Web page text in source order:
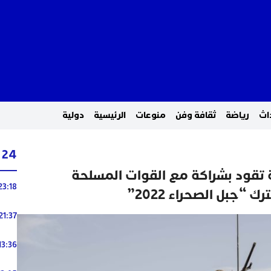
رياضة ثقافة وفن منوعات الرئيسية دولية
تقود بشراكة مع القوات المسلحة
“جبل الصحراء 2022”
24 ساعة